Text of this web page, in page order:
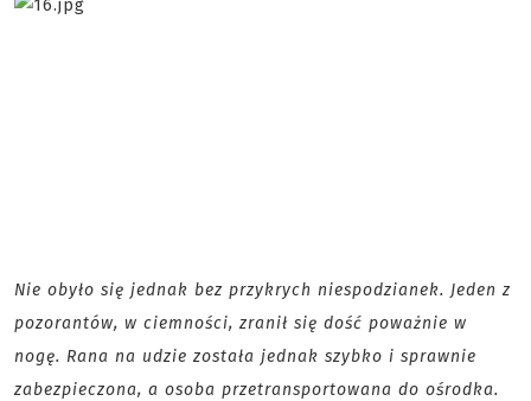
Nie obyło się jednak bez przykrych niespodzianek. Jeden z
pozorantów, w ciemności, zranił się dość poważnie w
nogę. Rana na udzie została jednak szybko i sprawnie
zabezpieczona, a osoba przetransportowana do ośrodka.